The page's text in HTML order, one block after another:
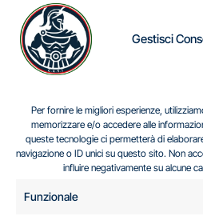
Gestisci
Per fornire le migliori esperienze,
memorizzare e/o accedere alle
queste tecnologie ci permetterà di
navigazione o ID unici su questo sito. Non
influire negativamente su alcune
Funzionale
Centro Analisi e Studi Italus